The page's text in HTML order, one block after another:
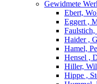
Gewidmete
Ebert,
Eggert ,
Faulstich,
Haider ,
Hamel,
Hensel ,
Hiller,
Hippe ,